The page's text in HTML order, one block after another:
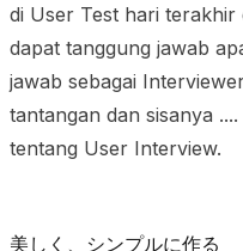
di User Test hari terakhir
dapat tanggung jawab
jawab sebagai
tantangan dan sisanya
tentang User Interview.
美しく、シンプルに作る